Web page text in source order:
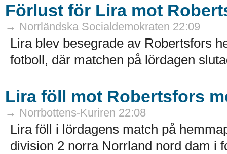
Förlust för Lira mot
→ Norrländska Socialdemokraten 22:09
Lira blev besegrade av Robertsfors
fotboll, där matchen på lördagen
Lira föll mot Robertsfors
→ Norrbottens-Kuriren 22:08
Lira föll i lördagens match på
division 2 norra Norrland nord dam i